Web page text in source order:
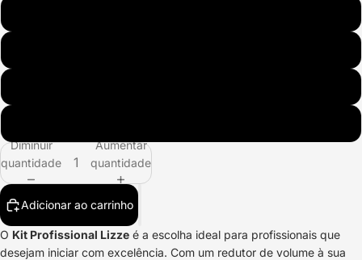
Diminuir
quantidade
Aumentar
quantidade
Adicionar ao carrinho
O Kit Profissional Lizze é a escolha ideal para profissionais que
desejam iniciar com excelência. Com um redutor de volume à sua